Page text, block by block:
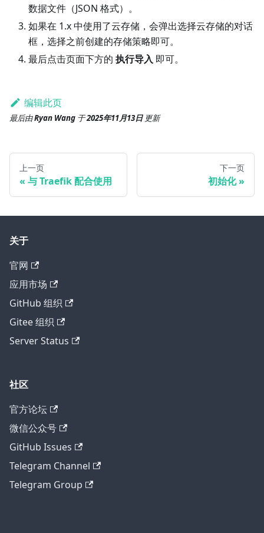
数据文件（JSON 格式）。
如果在 1.x 中使用了云存储，会弹出选择云存储的对话
框，选择之前创建的存储策略即可。
最后点击页面下方的 执行导入 即可。
编辑此页
最后由Ryan Wang 于2025年11月13日 更新
上一页
与 Traefik 配合使用
下一页
初始化
关于
官网
应用市场
GitHub 组织
Gitee 组织
Server Status
社区
官方论坛
微信公众号
GitHub Issues
Telegram Channel
Telegram Group